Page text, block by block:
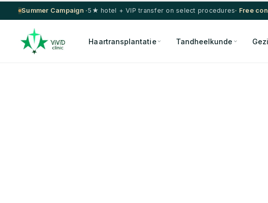
Summer Campaign ·5★ hotel + VIP transfer on select procedures· Free
Haartransplantatie Tandheelkunde